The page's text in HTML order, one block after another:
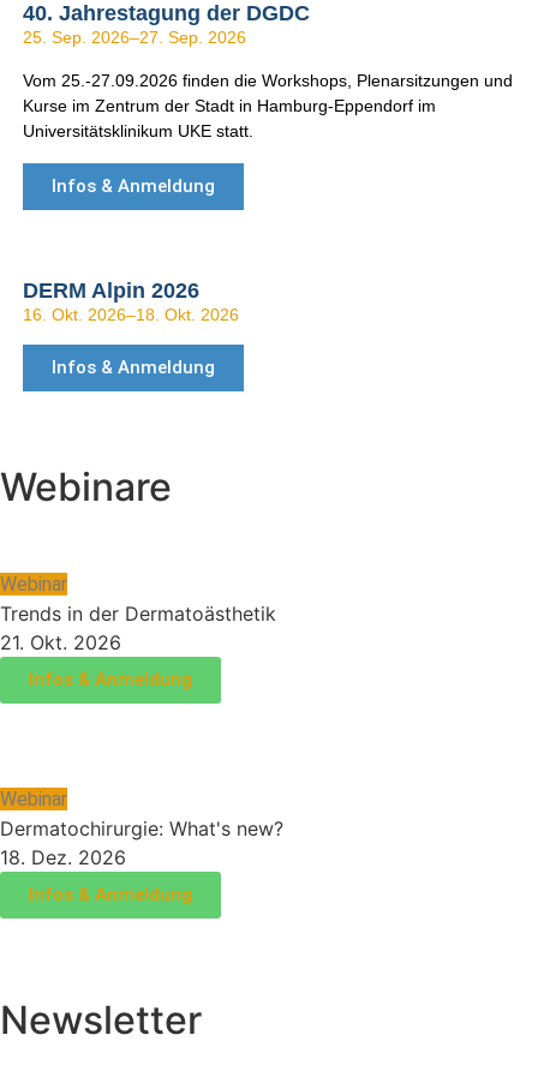
40. Jahrestagung der DGDC
25. Sep. 2026–27. Sep. 2026
Vom 25.-27.09.2026 finden die Workshops, Plenarsitzungen und
Kurse im Zentrum der Stadt in Hamburg-Eppendorf im
Universitätsklinikum UKE statt.
Infos & Anmeldung
DERM Alpin 2026
16. Okt. 2026–18. Okt. 2026
Infos & Anmeldung
Webinare
Webinar
Trends in der Dermatoästhetik
21. Okt. 2026
Infos & Anmeldung
Webinar
Dermatochirurgie: What's new?
18. Dez. 2026
Infos & Anmeldung
Newsletter